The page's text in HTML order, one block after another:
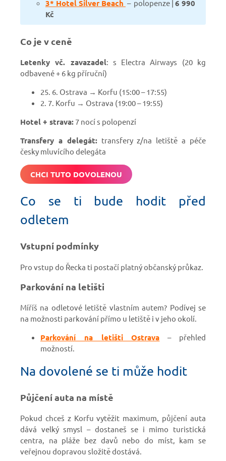
3* Hotel Silver Beach – polopenze | 6 990
Kč
Co je v ceně
Letenky vč. zavazadel: s Electra Airways (20 kg
odbavené + 6 kg příruční)
25. 6. Ostrava → Korfu (15:00 – 17:55)
2. 7. Korfu → Ostrava (19:00 – 19:55)
Hotel + strava: 7 nocí s polopenzí
Transfery a delegát:transfery z/na letiště a péče
česky mluvícího delegáta
CHCI TUTO DOVOLENOU
Co se ti bude hodit před
odletem
Vstupní podmínky
Pro vstup do Řecka ti postačí platný občanský průkaz.
Parkování na letišti
Míříš na odletové letiště vlastním autem? Podívej se
na možnosti parkování přímo u letiště i v jeho okolí.
Parkování na letišti Ostrava – přehled
možností.
Na dovolené se ti může hodit
Půjčení auta na místě
Pokud chceš z Korfu vytěžit maximum, půjčení auta
dává velký smysl – dostaneš se i mimo turistická
centra, na pláže bez davů nebo do míst, kam se
veřejnou dopravou složitě dostává.